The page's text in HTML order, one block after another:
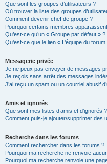
Que sont les groupes d’utilisateurs ?
Où trouver la liste des groupes
Comment devenir chef de groupe ?
Pourquoi certains membres
Qu’est-ce qu’un « Groupe par défaut » ?
Qu’est-ce que le lien « L’équipe du forum
Messagerie privée
Je ne peux pas envoyer de messages
Je reçois sans arrêt des messages
J’ai reçu un spam ou un courriel abusif
Amis et ignorés
Que sont mes listes d’amis et d’ignorés ?
Comment puis-je ajouter/supprimer des
Recherche dans les forums
Comment rechercher dans les forums ?
Pourquoi ma recherche ne renvoie
Pourquoi ma recherche renvoie une